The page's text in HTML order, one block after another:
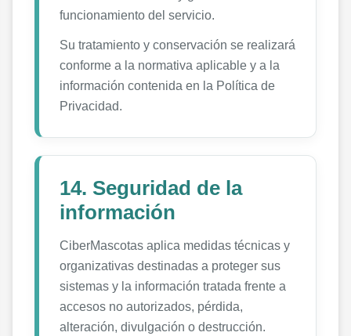
funcionamiento del servicio.
Su tratamiento y conservación se realizará
conforme a la normativa aplicable y a la
información contenida en la Política de
Privacidad.
14. Seguridad de la
información
CiberMascotas aplica medidas técnicas y
organizativas destinadas a proteger sus
sistemas y la información tratada frente a
accesos no autorizados, pérdida,
alteración, divulgación o destrucción.